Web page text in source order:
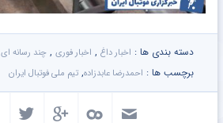
دسته بندی ها : اخبار داغ , اخبار فوری , چند رسانه ای
برچسب ها : احمدرضا عابدزاده, تیم ملی فوتبال ایران